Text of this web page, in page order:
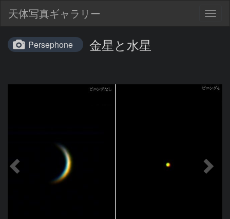
天体写真ギャラリー
Persephone 金星と水星